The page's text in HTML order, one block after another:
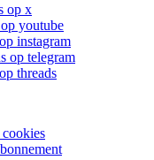
op x
youtube
instagram
op telegram
threads